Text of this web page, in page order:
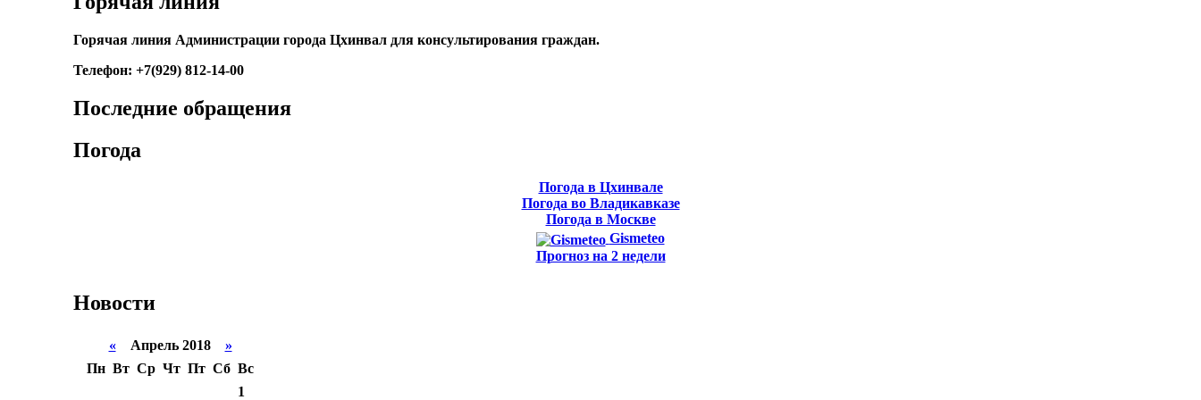
Горячая линия Администрации города Цхинвал для консультирования граждан.
Телефон: +7(929) 812-14-00
Последние обращения
Погода
Погода в Цхинвале
Погода во Владикавказе
Погода в Москве
Gismeteo
Прогноз на 2 недели
Новости
«Апрель 2018 »
Пн Вт Ср Чт Пт Сб Вс
1